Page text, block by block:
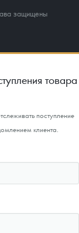
защищены
товара
поступление
клиента.